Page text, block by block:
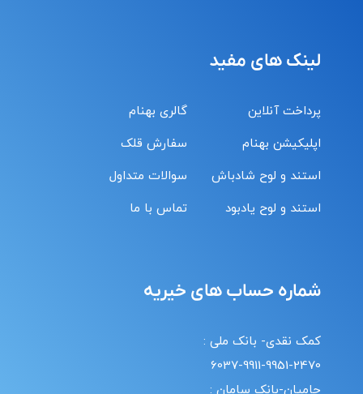
لینک های مفید
پرداخت آنلاین
اپلیکیشن بهنام
استند و لوح شادباش
استند و لوح یادبود
گالری بهنام
سفارش قلک
سوالات متداول
تماس با ما
شماره حساب های خیریه
کمک نقدی- بانک ملی :
6037-9911-9951-2470
حامیان-بانک سامان :